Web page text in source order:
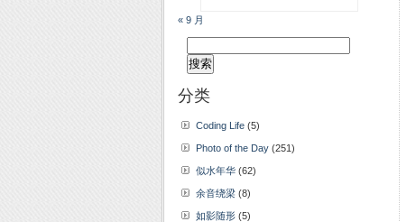
« 9 月
索：
分类
Coding Life (5)
Photo of the Day (251)
似水年华 (62)
余音绕梁 (8)
如影随形 (5)